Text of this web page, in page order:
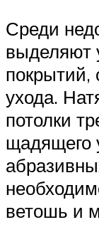
Среди
выделяют
покрытий,
ухода.
потолки
щадящего
ветошь и